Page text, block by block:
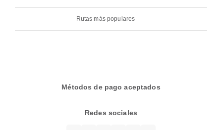
Rutas más populares
Métodos de pago aceptados
Redes sociales